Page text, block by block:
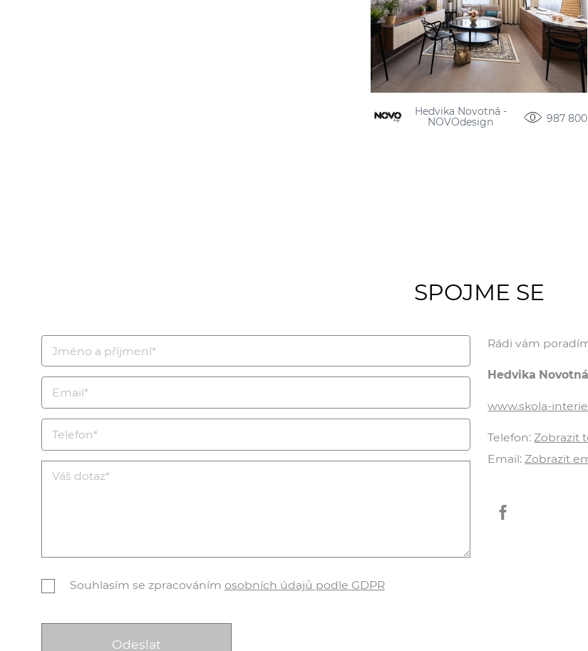
Hedvika Novotná -
NOVOdesign
987 800
SPOJME SE
Souhlasím se zpracováním osobních údajů podle GDPR
Rádi vám
Hedvika
www.skola-
Telefon: Zobrazit
Email: Zobrazit